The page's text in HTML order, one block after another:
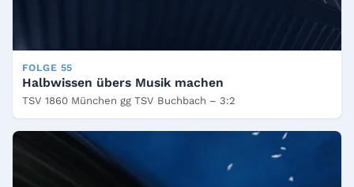
FOLGE 55
Halbwissen übers Musik machen
TSV 1860 München gg TSV Buchbach – 3:2